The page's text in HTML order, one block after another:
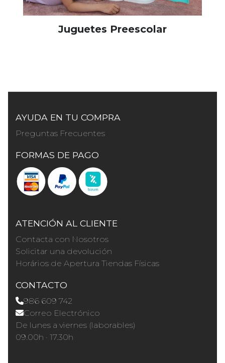
Juguetes Preescolar
AYUDA EN TU COMPRA
Preguntas Frecuentes
FORMAS DE PAGO
ATENCIÓN AL CLIENTE
Contacta con Nosotros
Solicitar una devolución
Horários de Apertura Tiendas Físicas
CONTACTO
986 609 742
Correo Electrónico
De lunes a viernes (laborables)
09.00h · 17.30h